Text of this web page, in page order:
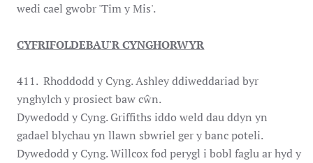
wedi cael gwobr 'Tîm y Mis'.
CYFRIFOLDEBAU'R CYNGHORWYR
411. Rhoddodd y Cyng. Ashley ddiweddariad byr
ynghylch y prosiect baw cŵn.
Dywedodd y Cyng. Griffiths iddo weld dau ddyn yn
gadael blychau yn llawn sbwriel ger y banc poteli.
Dywedodd y Cyng. Willcox fod perygl i bobl faglu ar hyd y